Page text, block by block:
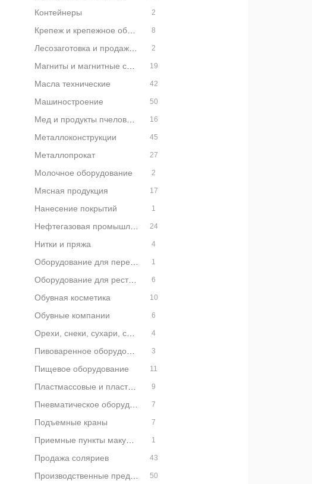
Контейнеры 2
Крепеж и крепежное оборудование 8
Лесозаготовка и продажа леса 2
Магниты и магнитные системы 19
Масла технические 42
Машиностроение 50
Мед и продукты пчеловодства 16
Металлоконструкции 45
Металлопрокат 27
Молочное оборудование 2
Мясная продукция 17
Нанесение покрытий 1
Нефтегазовая промышленность 24
Нитки и пряжа 4
1
Оборудование для ресторанов 6
Обувная косметика 10
Обувные компании 6
Орехи, снеки, сухари, сухофрукты 4
3
Пищевое оборудование 11
Пластмассовые и пластиковые изделия 9
7
Подъемные краны 7
Приемные пункты макулатуры и вторсырья 1
Продажа соляриев 43
50